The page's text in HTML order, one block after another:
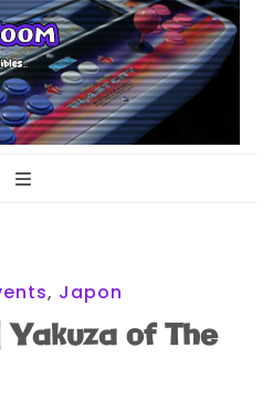
Show
, Japon
of The